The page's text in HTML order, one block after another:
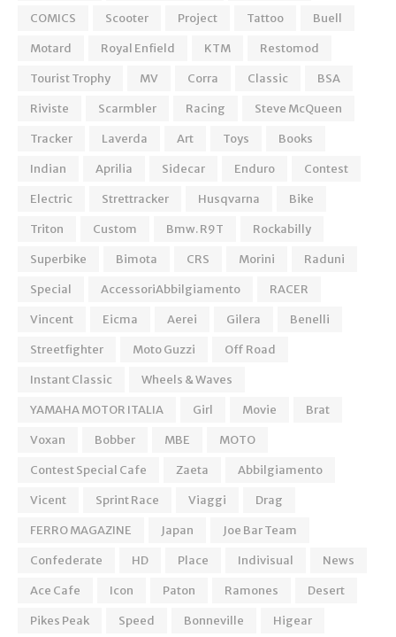
COMICS
Scooter Project Tattoo
Buell
Motard
Royal Enfield KTM
Restomod
Tourist Trophy
MV Corra Classic
BSA
Riviste
Scarmbler Racing
Steve McQueen
Tracker
Laverda Art Toys
Books
Indian
Aprilia Sidecar Enduro
Contest
Electric
Strettracker Husqvarna
Bike
Triton
Custom Bmw. R9T
Rockabilly
Superbike
Bimota CRS Morini
Raduni
Special
AccessoriAbbilgiamento
RACER
Vincent
Eicma Aerei Gilera
Benelli
Streetfighter
Moto Guzzi
Off Road
Instant Classic
Wheels & Waves
YAMAHA MOTOR ITALIA
Girl Movie
Brat
Voxan
Bobber MBE
MOTO
Contest Special Cafe
Zaeta
Abbilgiamento
Vicent
Sprint Race Viaggi
Drag
FERRO MAGAZINE
Japan
Joe Bar Team
Confederate
HD Place Indivisual
News
Ace Cafe
Icon Paton Ramones
Desert
Pikes Peak
Speed Bonneville
Higear